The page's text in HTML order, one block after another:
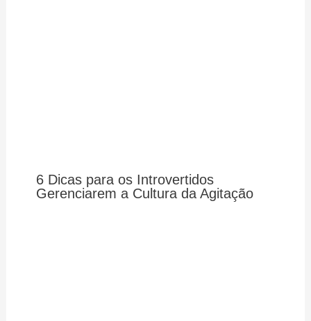
6 Dicas para os Introvertidos
Gerenciarem a Cultura da Agitação